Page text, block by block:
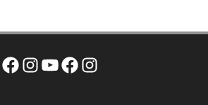
Facebook
Instagram
YouTube
Facebook
Instagram